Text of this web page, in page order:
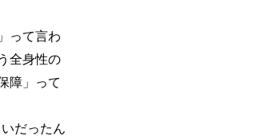
って言わ
全身性の
障」って
だったん